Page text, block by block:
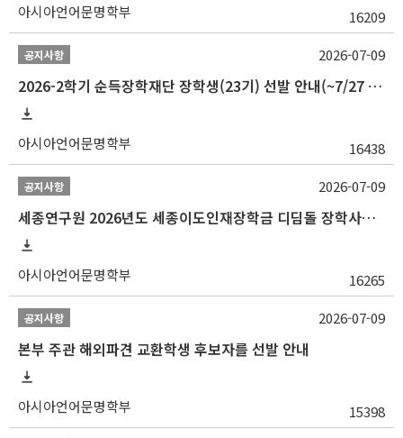
아시아언어문명학부 16209
공지사항
2026-2학기 순득장학재단 장학생(23기) 선발 안내(~7/27 10:00)
아시아언어문명학부 16438
2026-07-09
공지사항
세종연구원 2026년도 세종이도인재장학금 디딤돌 장학사업 학자금대출 관련분야(원금상환, 이자지원) 신청 사업 안내
아시아언어문명학부 16265
2026-07-09
공지사항
본부 주관 해외파견 교환학생 후보자를 선발 안내
아시아언어문명학부 15398
2026-07-09